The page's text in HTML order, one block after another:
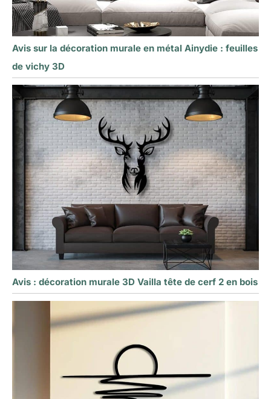
Avis sur la décoration murale en métal Ainydie : feuilles
de vichy 3D
Avis : décoration murale 3D Vailla tête de cerf 2 en bois